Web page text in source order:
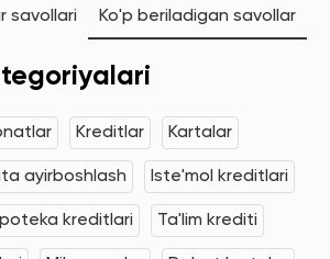
savollari Ko'p beriladigan savollar
Kreditlar Kartalar
ayirboshlash Iste'mol kreditlari
Ipoteka kreditlari Ta'lim krediti